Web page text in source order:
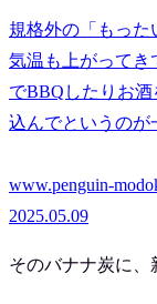
規格外の「もっ
気温も上がってき
でBBQしたりお
込んでというの
www.penguin-
2025.05.09
そのバナナ炭に、